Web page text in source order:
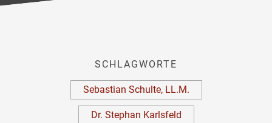
SCHLAGWORTE
Sebastian Schulte, LL.M.
Dr. Stephan Karlsfeld